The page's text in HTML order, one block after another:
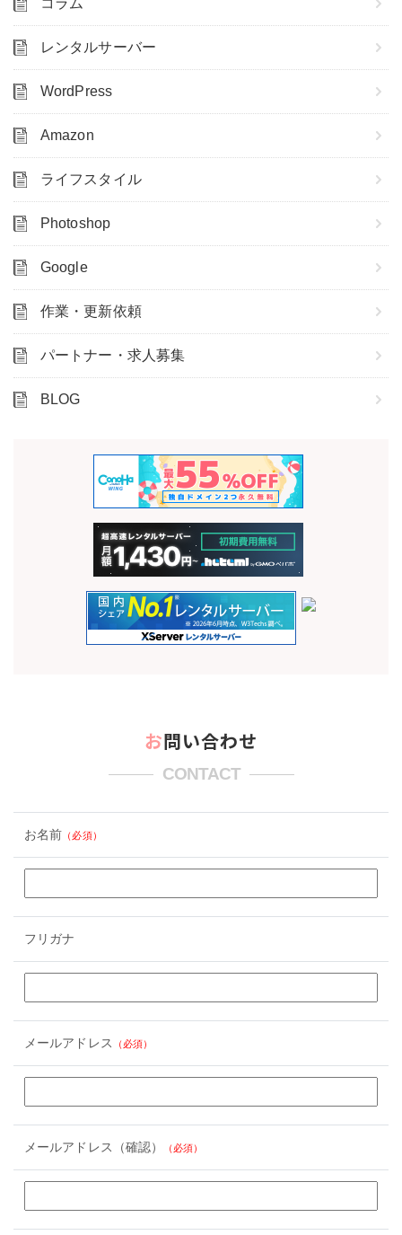
レンタルサーバー
WordPress
Amazon
ライフスタイル
Photoshop
Google
作業・更新依頼
パートナー・求人募集
BLOG
お問い合わせ
CONTACT
お名前 （必須）
フリガナ
メールアドレス （必須）
メールアドレス（確認） （必須）